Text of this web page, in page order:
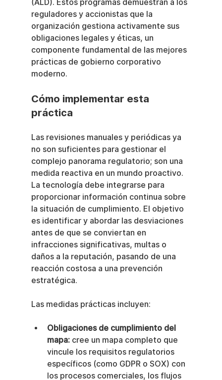
(ALD). Estos programas demuestran a los
reguladores y accionistas que la
organización gestiona activamente sus
obligaciones legales y éticas, un
componente fundamental de las mejores
prácticas de gobierno corporativo
moderno.
Cómo implementar esta
práctica
Las revisiones manuales y periódicas ya
no son suficientes para gestionar el
complejo panorama regulatorio; son una
medida reactiva en un mundo proactivo.
La tecnología debe integrarse para
proporcionar información continua sobre
la situación de cumplimiento. El objetivo
es identificar y abordar las desviaciones
antes de que se conviertan en
infracciones significativas, multas o
daños a la reputación, pasando de una
reacción costosa a una prevención
estratégica.
Las medidas prácticas incluyen:
Obligaciones de cumplimiento del
mapa: cree un mapa completo que
vincule los requisitos regulatorios
específicos (como GDPR o SOX) con
los procesos comerciales, los flujos